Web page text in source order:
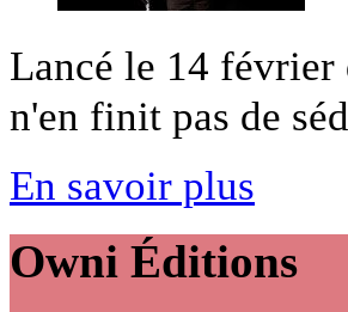
Lancé le 14 février
n'en finit pas de
En savoir plus
Owni Éditions